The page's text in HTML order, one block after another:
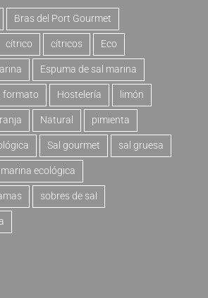
Bras del Port Gourmet
cítrico cítricos Eco
Espuma de sal marina
formato Hostelería limón
Natural pimienta
Sal gourmet sal gruesa
ecológica
sobres de sal